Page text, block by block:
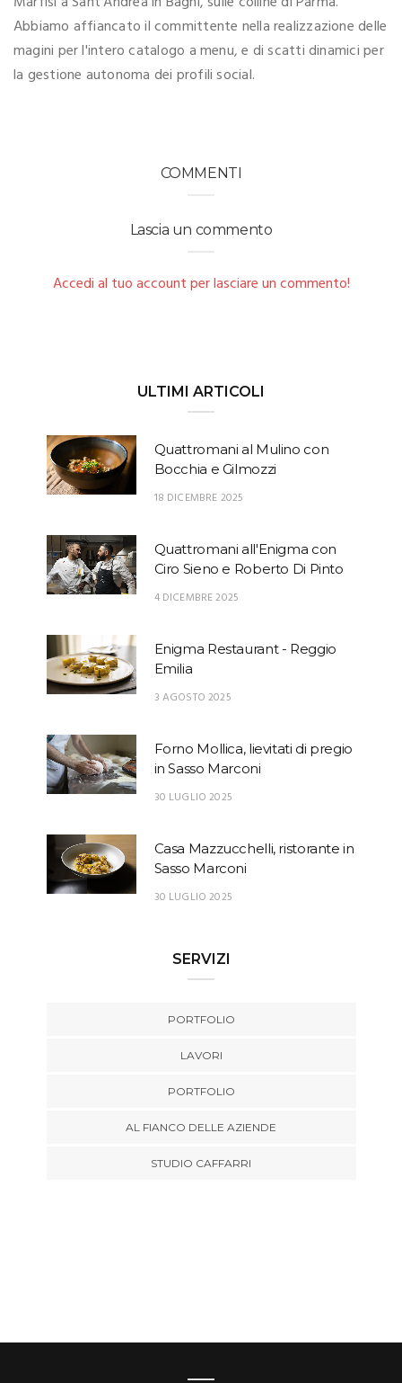
Abbiamo affiancato il committente nella realizzazione delle
magini per l'intero catalogo a menu, e di scatti dinamici per
la gestione autonoma dei profili social.
COMMENTI
Lascia un commento
Accedi al tuo account per lasciare un commento!
ULTIMI ARTICOLI
Quattromani al Mulino con
Bocchia e Gilmozzi
18 DICEMBRE 2025
Quattromani all'Enigma con
Ciro Sieno e Roberto Di Pinto
4 DICEMBRE 2025
Enigma Restaurant - Reggio
Emilia
3 AGOSTO 2025
Forno Mollica, lievitati di pregio
in Sasso Marconi
30 LUGLIO 2025
Casa Mazzucchelli, ristorante in
Sasso Marconi
30 LUGLIO 2025
SERVIZI
PORTFOLIO
LAVORI
PORTFOLIO
AL FIANCO DELLE AZIENDE
STUDIO CAFFARRI